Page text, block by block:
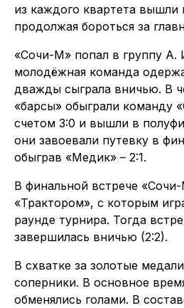
из каждого квартета
продолжая бороться за
«Сочи-М» попал в группу А.
молодёжная команда
дважды сыграла вничью. В
«барсы» обыграли команду
счетом 3:0 и вышли в
они завоевали путевку в
обыграв «Медик» – 2:1.
В финальной встрече
«Трактором», с которым
раунде турнира. Тогда
завершилась вничью (2:2).
В схватке за золотые
соперники. В основное
обменялись голами. В